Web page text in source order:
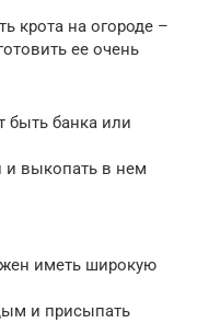
крота на огороде –
ее очень
быть банка или
и выкопать в нем
иметь широкую
и присыпать